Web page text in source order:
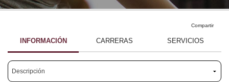
Docencia
Docencia
Compartir
INFORMACIÓN CARRERAS SERVICIOS